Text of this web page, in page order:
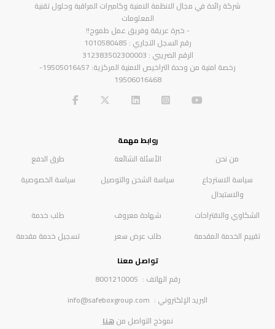
شركة رائدة في مجال الانظمة الامنية وكاميرات المراقبة وحلول تقنية
المعلومات
- خبرة عريقة وفريق عمل طموح!!
رقم السجل التجاري : 1010580485
الرقم الضريبي : 312383502300003
رخصة امنية من وحدة التراخيص الامنية المركزية: 19505016457-
19506016468
روابط مهمة
من نحن
الأسئلة الشائعة
طرق الدفع
سياسة الاسترجاع
والاستبدال
سياسة الشحن والتوصيل سياسة الخصوصية
الشكاوي والاقتراحات شهادة معروف
طلب خدمة
تقييم الخدمة المقدمة
طلب عرض سعر
تسجيل خدمة مقدمة
تواصل معنا
رقم الهاتف : 8001210005
البريد الإلكتروني : info@safeboxgroup.com
نموذج التواصل منهنا